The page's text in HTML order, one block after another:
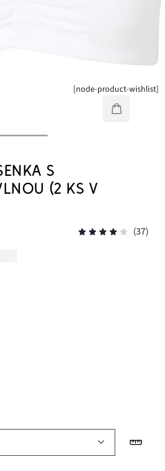
[node-product-wishlist]
S
(2 KS V
(37)